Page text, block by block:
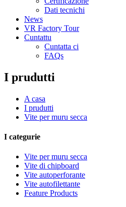
Dati tecnichi
News
VR Factory Tour
Cuntattu
Cuntatta ci
FAQs
I prudutti
A casa
I prudutti
Vite per muru secca
I categurie
Vite per muru secca
Vite di chipboard
Vite autoperforante
Vite autofilettante
Feature Products